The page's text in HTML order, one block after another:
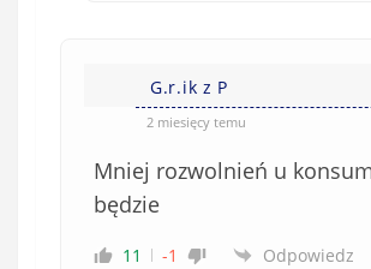
G.r.ik z P
2 miesięcy temu
Mniej rozwolnień u
będzie
11 -1 Odpowiedz